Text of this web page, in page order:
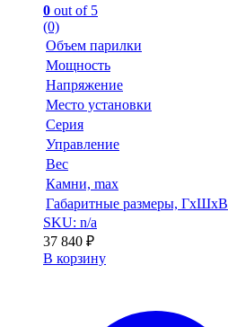
0 out of 5
(0)
Объем парилки
Мощность
Напряжение
Место установки
Серия
Управление
Вес
Камни, max
Габаритные размеры, ГхШхВ
SKU: n/a
37 840 ₽
В корзину